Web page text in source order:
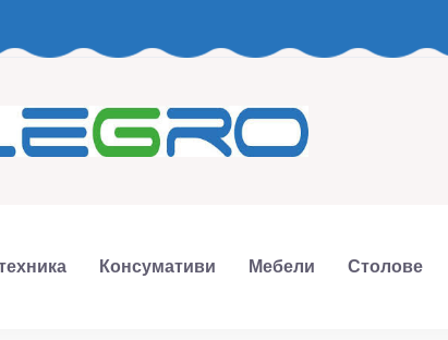
Консумативи Мебели Столове